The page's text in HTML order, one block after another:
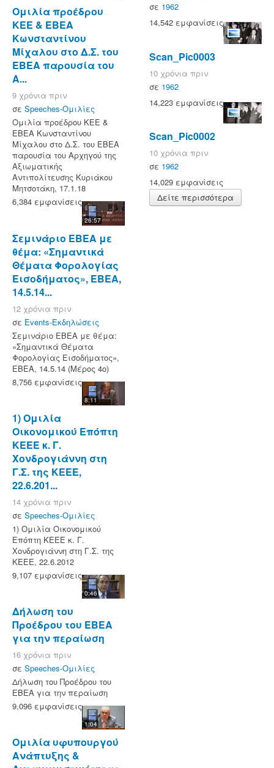
Ομιλία προέδρου
ΚΕΕ & ΕΒΕΑ
Κωνσταντίνου
Μίχαλου στο Δ.Σ. του
ΕΒΕΑ παρουσία του
Α...
9 χρόνια πριν
σε Speeches-Ομιλίες
Ομιλία προέδρου ΚΕΕ &
ΕΒΕΑ Κωνσταντίνου
Μίχαλου στο Δ.Σ. του ΕΒΕΑ
παρουσία του Αρχηγού της
Αξιωματικής
Αντιπολίτευσης Κυριάκου
Μητσοτάκη, 17.1.18
6,384 εμφανίσεις
26:57
Σεμινάριο ΕΒΕΑ με
θέμα: «Σημαντικά
Θέματα Φορολογίας
Εισοδήματος», ΕΒΕΑ,
14.5.14...
12 χρόνια πριν
σε Events-Εκδηλώσεις
Σεμινάριο ΕΒΕΑ με θέμα:
«Σημαντικά Θέματα
Φορολογίας Εισοδήματος»,
ΕΒΕΑ, 14.5.14 (Μέρος 4ο)
8,756 εμφανίσεις
8:11
1) Ομιλία
Οικονομικού Επόπτη
ΚΕΕΕ κ. Γ.
Χονδρογιάννη στη
Γ.Σ. της ΚΕΕΕ,
22.6.201...
14 χρόνια πριν
σε Speeches-Ομιλίες
1) Ομιλία Οικονομικού
Επόπτη ΚΕΕΕ κ. Γ.
Χονδρογιάννη στη Γ.Σ. της
ΚΕΕΕ, 22.6.2012
9,107 εμφανίσεις
0:46
Δήλωση του
Προέδρου του ΕΒΕΑ
για την περαίωση
16 χρόνια πριν
σε Speeches-Ομιλίες
Δήλωση του Προέδρου του
ΕΒΕΑ για την περαίωση
9,096 εμφανίσεις
1:04
Ομιλία υφυπουργού
Ανάπτυξης &
σε 1962
14,542 εμφανίσεις
Scan_Pic0003
10 χρόνια πριν
σε 1962
14,223 εμφανίσεις
Scan_Pic0002
10 χρόνια πριν
σε 1962
14,029 εμφανίσεις
Δείτε περισσότερα